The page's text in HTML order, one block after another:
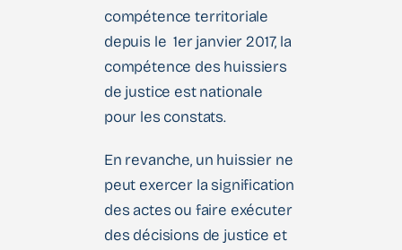
compétence territoriale
depuis le 1er janvier 2017, la
compétence des huissiers
de justice est nationale
pour les constats.
En revanche, un huissier ne
peut exercer la signification
des actes ou faire exécuter
des décisions de justice et